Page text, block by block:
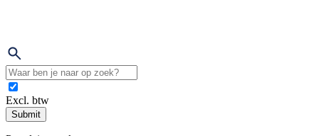
Excl. btw
Submit